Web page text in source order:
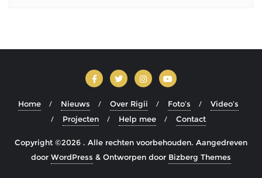
Home Nieuws Over Rigii Foto’s
Video’s
Projecten
Help mee Contact
Copyright ©2026 . Alle rechten voorbehouden. Aangedreven
door WordPress & Ontworpen door Bizberg Themes